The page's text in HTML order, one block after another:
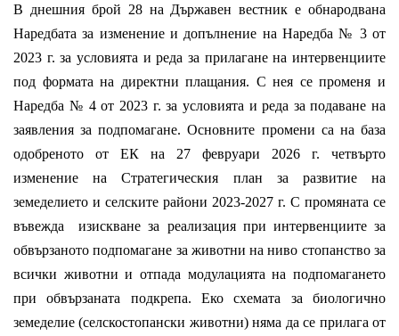
В днешния брой 28 на Държавен вестник е обнародвана
Наредбата за изменение и допълнение на Наредба № 3 от
2023 г. за условията и реда за прилагане на интервенциите
под формата на директни плащания. С нея се променя и
Наредба № 4 от 2023 г. за условията и реда за подаване на
заявления за подпомагане. Основните промени са на база
одобреното от ЕК на 27 февруари 2026 г. четвърто
изменение на Стратегическия план за развитие на
земеделието и селските райони 2023-2027 г. С промяната се
въвежда изискване за реализация при интервенциите за
обвързаното подпомагане за животни на ниво стопанство за
всички животни и отпада модулацията на подпомагането
при обвързаната подкрепа. Еко схемата за биологично
земеделие (селскостопански животни) няма да се прилага от